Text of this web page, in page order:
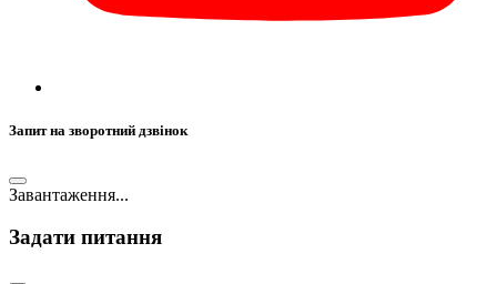
Запит на зворотний дзвінок
Завантаження...
Задати питання